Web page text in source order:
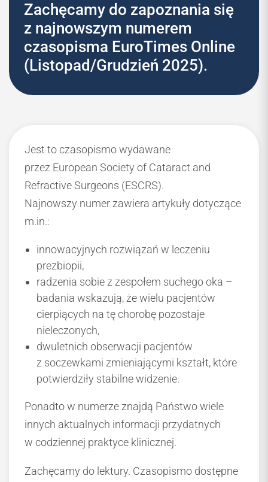
AKTUALNOŚCI PTO
Zachęcamy do zapoznania się
z najnowszym numerem
czasopisma EuroTimes Online
(Listopad/Grudzień 2025).
Jest to czasopismo wydawane
przez European Society of Cataract and
Refractive Surgeons (ESCRS).
Najnowszy numer zawiera artykuły dotyczące
m.in.:
innowacyjnych rozwiązań w leczeniu
prezbiopii,
radzenia sobie z zespołem suchego oka –
badania wskazują, że wielu pacjentów
cierpiących na tę chorobę pozostaje
nieleczonych,
dwuletnich obserwacji pacjentów
z soczewkami zmieniającymi kształt, które
potwierdziły stabilne widzenie.
Ponadto w numerze znajdą Państwo wiele
innych aktualnych informacji przydatnych
w codziennej praktyce klinicznej.
Zachęcamy do lektury. Czasopismo dostępne